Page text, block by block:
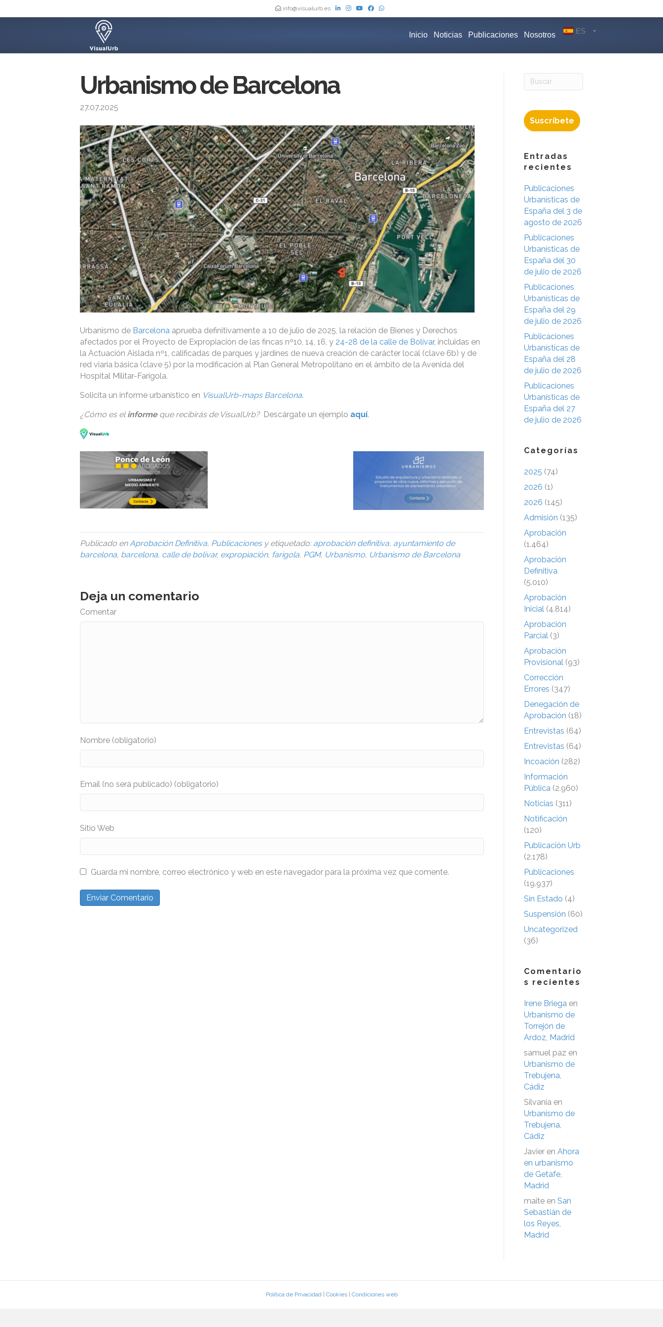
info@visualurb.es
Inicio Noticias Publicaciones Nosotros ES
Urbanismo de Barcelona
27.07.2025
Urbanismo de Barcelona aprueba definitivamente a 10 de julio de 2025, la relación de Bienes y Derechos
afectados por el Proyecto de Expropiación de las fincas nº10, 14, 16, y 24-28 de la calle de Bolívar, incluidas en
la Actuación Aislada nº1, calificadas de parques y jardines de nueva creación de carácter local (clave 6b) y de
red viaria básica (clave 5) por la modificación al Plan General Metropolitano en el ámbito de la Avenida del
Hospital Militar-Farigola.
Solicita un informe urbanístico en VisualUrb-maps Barcelona.
¿Cómo es el informe que recibirás de VisualUrb?Descárgate un ejemplo aquí.
Publicado enAprobación Definitiva, Publicacionesy etiquetado: aprobación definitiva, ayuntamiento de
barcelona, barcelona, calle de bolívar, expropiación, farigola, PGM, Urbanismo, Urbanismo de Barcelona
Deja un comentario
Comentar
Nombre (obligatorio)
Email (no será publicado) (obligatorio)
Sitio Web
Guarda mi nombre, correo electrónico y web en este navegador para la próxima vez que comente.
Suscríbete
Entradas
recientes
Publicaciones
Urbanísticas de
España del 3 de
agosto de 2026
Publicaciones
Urbanísticas de
España del 30
de julio de 2026
Publicaciones
Urbanísticas de
España del 29
de julio de 2026
Publicaciones
Urbanísticas de
España del 28
de julio de 2026
Publicaciones
Urbanísticas de
España del 27
de julio de 2026
Categorías
2025 (74)
2026 (1)
2026 (145)
Admisión (135)
Aprobación
(1.464)
Aprobación
Definitiva
(5.010)
Aprobación
Inicial (4.814)
Aprobación
Parcial (3)
Aprobación
Provisional (93)
Corrección
Errores (347)
Denegación de
Aprobación (18)
Entrevistas (64)
Entrevistas (64)
Incoación (282)
Información
Pública (2.960)
Noticias (311)
Notificación
(120)
Publicación Urb
(2.178)
Publicaciones
(19.937)
Sin Estado (4)
Suspensión (60)
Uncategorized
(36)
Comentario
s recientes
Irene Briega en
Urbanismo de
Torrejón de
Ardoz, Madrid
samuel paz en
Urbanismo de
Trebujena,
Cádiz
Silvania en
Urbanismo de
Trebujena,
Cádiz
Javier en Ahora
en urbanismo
de Getafe,
Madrid
maite en San
Sebastián de
los Reyes,
Madrid
Política de Privacidad| Cookies| Condiciones web